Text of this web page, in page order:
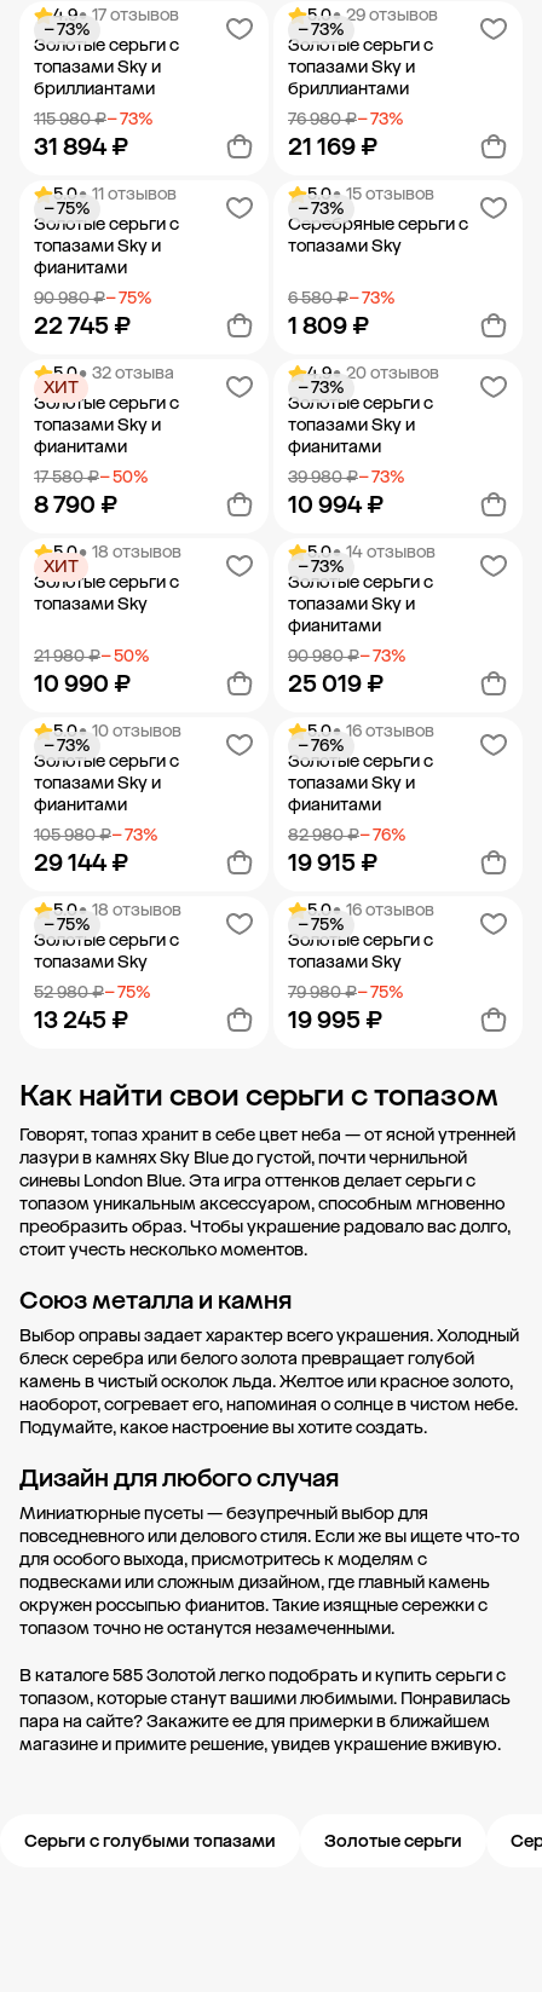
Добавить в корзину Добавить в корзину
4.9• 17 отзывов
Золотые серьги с
топазами Sky и
бриллиантами
115 980 ₽− 73%
31 894 ₽
− 73%
Добавить в корзину
5.0• 29 отзывов
Золотые серьги с
топазами Sky и
бриллиантами
76 980 ₽− 73%
21 169 ₽
− 73%
Добавить в корзину
5.0• 11 отзывов
Золотые серьги с
топазами Sky и
фианитами
90 980 ₽− 75%
22 745 ₽
− 75%
Добавить в корзину
5.0• 15 отзывов
Серебряные серьги с
топазами Sky
6 580 ₽− 73%
1 809 ₽
− 73%
Добавить в корзину
5.0• 32 отзыва
Золотые серьги с
топазами Sky и
фианитами
17 580 ₽− 50%
8 790 ₽
ХИТ
Добавить в корзину
4.9• 20 отзывов
Золотые серьги с
топазами Sky и
фианитами
39 980 ₽− 73%
10 994 ₽
− 73%
Добавить в корзину
5.0• 18 отзывов
Золотые серьги с
топазами Sky
21 980 ₽− 50%
10 990 ₽
ХИТ
Добавить в корзину
5.0• 14 отзывов
Золотые серьги с
топазами Sky и
фианитами
90 980 ₽− 73%
25 019 ₽
− 73%
Добавить в корзину
5.0• 10 отзывов
Золотые серьги с
топазами Sky и
фианитами
105 980 ₽− 73%
29 144 ₽
− 73%
Добавить в корзину
5.0• 16 отзывов
Золотые серьги с
топазами Sky и
фианитами
82 980 ₽− 76%
19 915 ₽
− 76%
Добавить в корзину
5.0• 18 отзывов
Золотые серьги с
топазами Sky
52 980 ₽− 75%
13 245 ₽
− 75%
Добавить в корзину
5.0• 16 отзывов
Золотые серьги с
топазами Sky
79 980 ₽− 75%
19 995 ₽
− 75%
Добавить в корзину
Как найти свои серьги с топазом
Говорят, топаз хранит в себе цвет неба — от ясной утренней
лазури в камнях Sky Blue до густой, почти чернильной
синевы London Blue. Эта игра оттенков делает серьги с
топазом уникальным аксессуаром, способным мгновенно
преобразить образ. Чтобы украшение радовало вас долго,
стоит учесть несколько моментов.
Союз металла и камня
Выбор оправы задает характер всего украшения. Холодный
блеск серебра или белого золота превращает голубой
камень в чистый осколок льда. Желтое или красное золото,
наоборот, согревает его, напоминая о солнце в чистом небе.
Подумайте, какое настроение вы хотите создать.
Дизайн для любого случая
Миниатюрные пусеты — безупречный выбор для
повседневного или делового стиля. Если же вы ищете что-то
для особого выхода, присмотритесь к моделям с
подвесками или сложным дизайном, где главный камень
окружен россыпью фианитов. Такие изящные сережки с
топазом точно не останутся незамеченными.
В каталоге 585 Золотой легко подобрать и купить серьги с
топазом, которые станут вашими любимыми. Понравилась
пара на сайте? Закажите ее для примерки в ближайшем
магазине и примите решение, увидев украшение вживую.
Серьги с голубыми топазами Золотые серьги